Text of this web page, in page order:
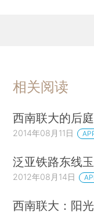
相关阅读
西南联大的后
2014年08月11日
泛亚铁路东线
2012年08月14日
西南联大：阳